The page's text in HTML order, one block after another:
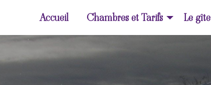
Accueil Chambres et Tarifs Le gîte